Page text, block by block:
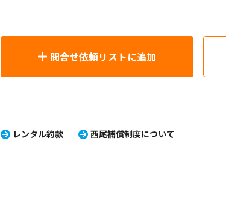
問合せ依頼リストに追加
レンタル約款 西尾補償制度について